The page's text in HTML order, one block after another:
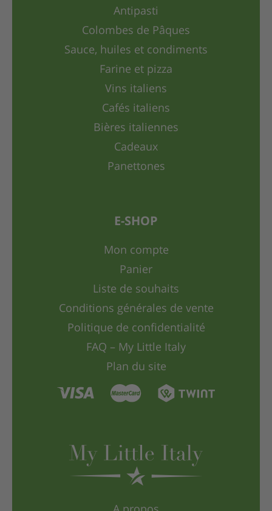
Antipasti
Colombes de Pâques
Sauce, huiles et condiments
Farine et pizza
Vins italiens
Cafés italiens
Bières italiennes
Cadeaux
Panettones
E-SHOP
Mon compte
Panier
Liste de souhaits
Conditions générales de vente
Politique de confidentialité
FAQ – My Little Italy
Plan du site